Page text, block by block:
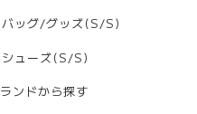
バッグ/グッズ(S/S)
シューズ(S/S)
ンドから探す